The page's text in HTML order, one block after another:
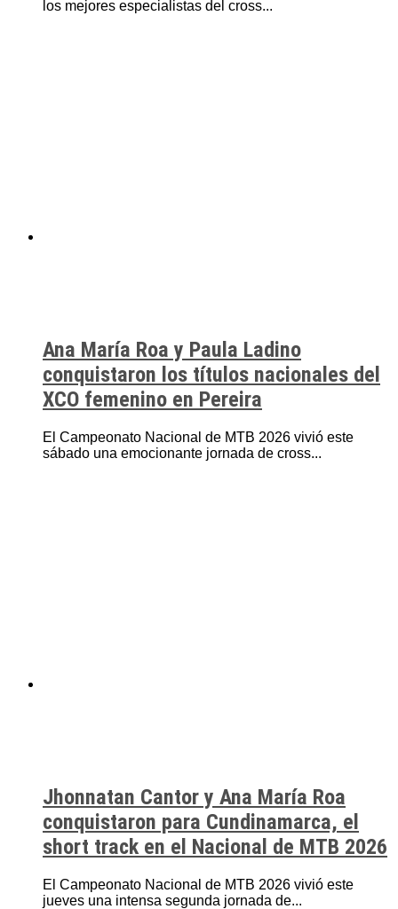
los mejores especialistas del cross...
Ana María Roa y Paula Ladino
conquistaron los títulos nacionales del
XCO femenino en Pereira
El Campeonato Nacional de MTB 2026 vivió este
sábado una emocionante jornada de cross...
Jhonnatan Cantor y Ana María Roa
conquistaron para Cundinamarca, el
short track en el Nacional de MTB 2026
El Campeonato Nacional de MTB 2026 vivió este
jueves una intensa segunda jornada de...